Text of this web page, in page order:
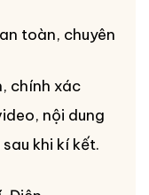
toàn, chuyên
chính xác
nội dung
khi kí kết.